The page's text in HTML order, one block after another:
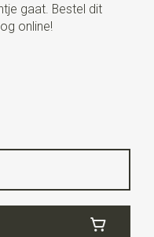
gaat. Bestel dit
online!